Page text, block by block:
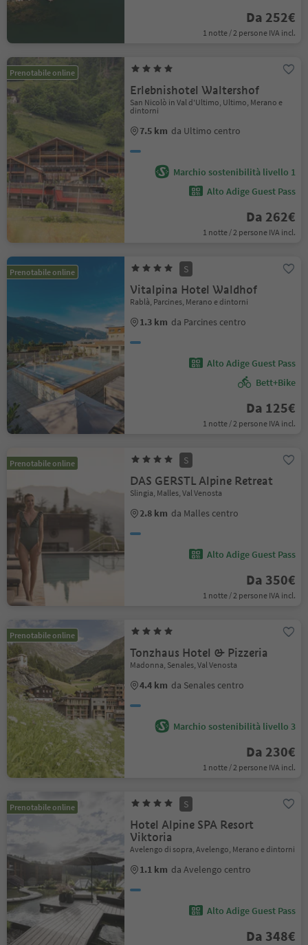
Da 252€
1 notte / 2 persone IVA incl.
Prenotabile online
Erlebnishotel Waltershof
San Nicolò in Val d'Ultimo, Ultimo, Merano e
dintorni
7.5 km da Ultimo centro
Marchio sostenibilità livello 1
Alto Adige Guest Pass
Da 262€
1 notte / 2 persone IVA incl.
Prenotabile online S
Vitalpina Hotel Waldhof
Rablà, Parcines, Merano e dintorni
1.3 km da Parcines centro
Alto Adige Guest Pass
Bett+Bike
Da 125€
1 notte / 2 persone IVA incl.
Prenotabile online S
DAS GERSTL Alpine Retreat
Slingia, Malles, Val Venosta
2.8 km da Malles centro
Alto Adige Guest Pass
Da 350€
1 notte / 2 persone IVA incl.
Prenotabile online
Tonzhaus Hotel & Pizzeria
Madonna, Senales, Val Venosta
4.4 km da Senales centro
Marchio sostenibilità livello 3
Da 230€
1 notte / 2 persone IVA incl.
Prenotabile online S
Hotel Alpine SPA Resort
Viktoria
Avelengo di sopra, Avelengo, Merano e dintorni
1.1 km da Avelengo centro
Alto Adige Guest Pass
Da 348€